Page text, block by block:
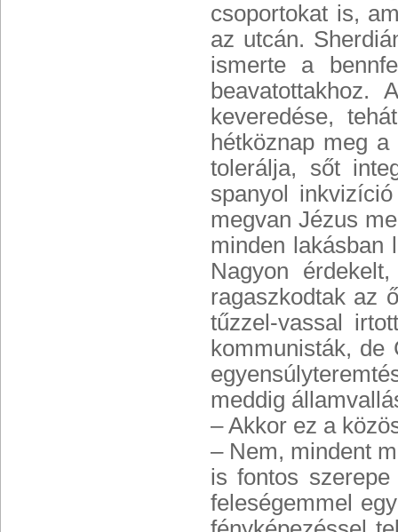
csoportokat is,
az utcán.
ismerte a
keveredése,
hétköznap meg
tolerálja, sőt
spanyol
megvan Jézus
minden lakásban
Nagyon
ragaszkodtak az
tűzzel-vassal
kommunisták,
meddig
– Akkor ez a
– Nem, mindent
is fontos
feleségemmel